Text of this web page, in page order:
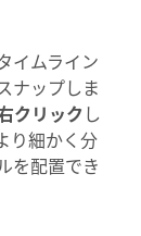
イムライン
ナップしま
クリック し
り細かく分
を配置でき